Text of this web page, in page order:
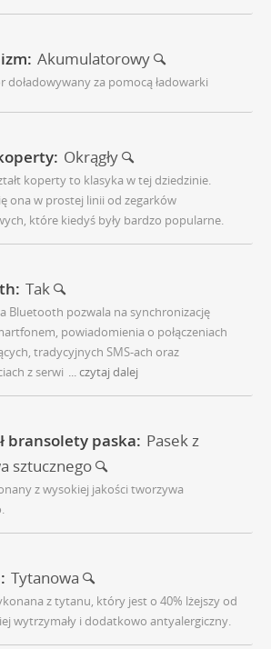
Akumulatorowy
doładowywany za pomocą ładowarki
Okrągły
koperty to klasyka w tej dziedzinie.
ona w prostej linii od zegarków
które kiedyś były bardzo popularne.
Tak
Bluetooth pozwala na synchronizację
powiadomienia o połączeniach
tradycyjnych SMS-ach oraz
z serwi ... czytaj dalej
bransolety paska: Pasek z
sztucznego
z wysokiej jakości tworzywa
Tytanowa
z tytanu, który jest o 40% lżejszy od
wytrzymały i dodatkowo antyalergiczny.